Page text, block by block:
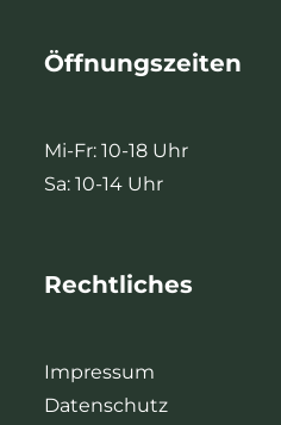
Öffnungszeiten
Mi-Fr: 10-18 Uhr
Sa: 10-14 Uhr
Rechtliches
Impressum
Datenschutz